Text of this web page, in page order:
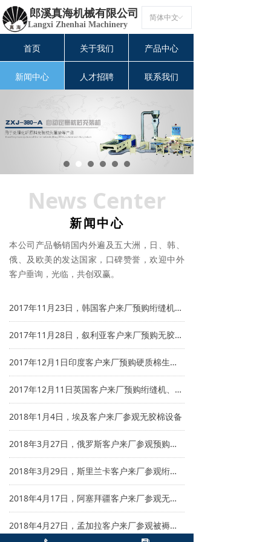
郎溪真海机械有限公司
Langxi Zhenhai Machinery
首页 关于我们 产品中心
新闻中心 人才招聘 联系我们
ꀅ
简体中文
News Center
新闻中心
本公司产品畅销国内外遍及五大洲，日、韩、
俄、及欧美的发达国家，口碑赞誉，欢迎中外
客户垂询，光临，共创双赢。
2017年11月23日，韩国客户来厂预购绗缝机、无胶棉设备
2017年11月28日，叙利亚客户来厂预购无胶棉设备
2017年12月1日印度客户来厂预购硬质棉生产线
2017年12月11日英国客户来厂预购绗缝机、硬质棉生产线
2018年1月4日，埃及客户来厂参观无胶棉设备
2018年3月27日，俄罗斯客户来厂参观预购球棉机设备
2018年3月29日，斯里兰卡客户来厂参观绗缝机、枕芯充装机设备
2018年4月17日，阿塞拜疆客户来厂参观无胶棉设备
2018年4月27日，孟加拉客户来厂参观被褥装套生产线、绗缝机等设备